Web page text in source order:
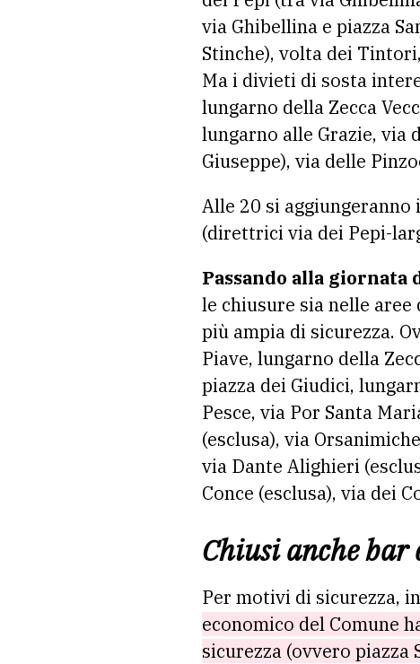
via Ghibellina e piazza
Stinche), volta dei
Ma i divieti di sosta
lungarno della Zecca
lungarno alle Grazie, via
Giuseppe), via delle
Alle 20 si
(direttrici via dei Pepi-
Passando alla giornata
le chiusure sia nelle
più ampia di sicurezza.
Piave, lungarno della
piazza dei Giudici,
Pesce, via Por Santa
(esclusa), via
via Dante Alighieri
Conce (esclusa), via dei
Chiusi anche
Per motivi di sicurezza,
economico del Comune
sicurezza (ovvero piazza